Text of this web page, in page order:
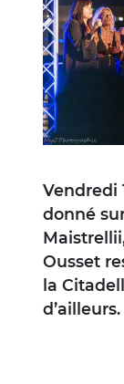
Vendredi
donné
Ousset
la
d’ailleurs.